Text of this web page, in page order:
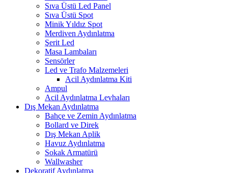
Sıva Üstü Led Panel
Sıva Üstü Spot
Minik Yıldız Spot
Merdiven Aydınlatma
Şerit Led
Masa Lambaları
Sensörler
Led ve Trafo Malzemeleri
Acil Aydınlatma Kiti
Ampul
Acil Aydınlatma Levhaları
Dış Mekan Aydınlatma
Bahçe ve Zemin Aydınlatma
Bollard ve Direk
Dış Mekan Aplik
Havuz Aydınlatma
Sokak Armatürü
Wallwasher
Dekoratif Aydınlatma